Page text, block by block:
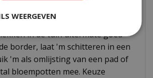
is een ijzersterke bol die het op
in de tuin uitermate goed
border, laat 'm schitteren in een
'm als omlijsting van een pad of
bloempotten mee. Keuze
WEERGEVEN